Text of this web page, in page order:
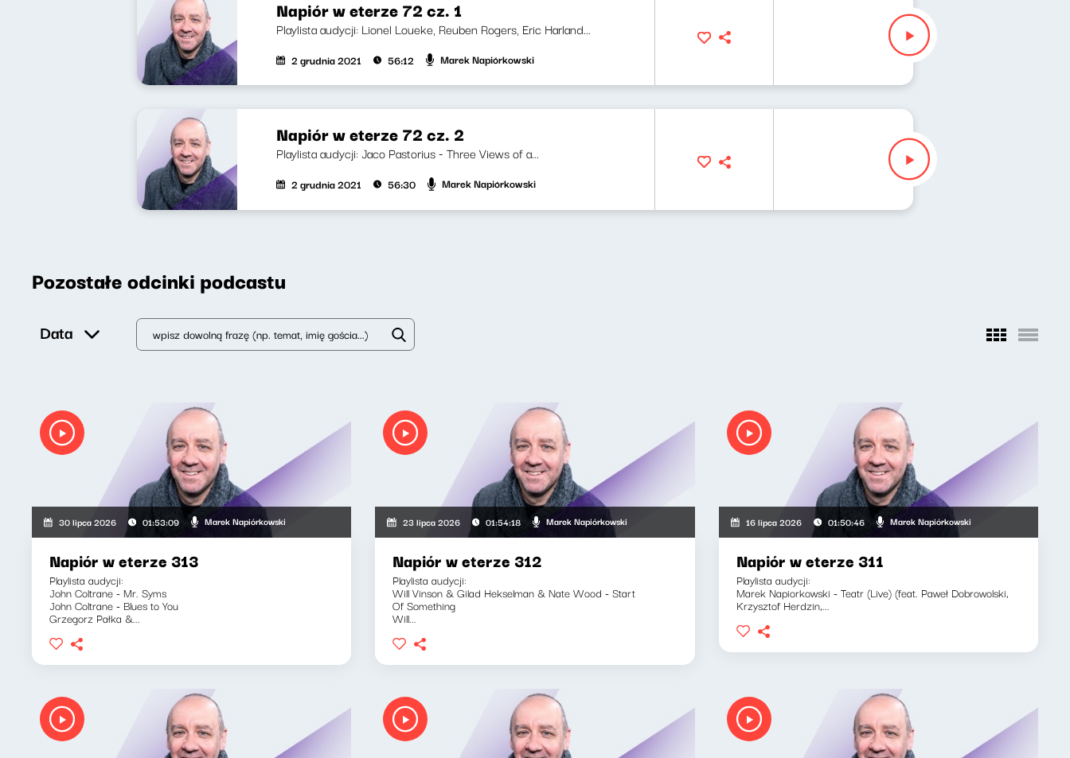
Napiór w eterze 72 cz. 1
Playlista audycji: Lionel Loueke, Reuben Rogers, Eric Harland...
2 grudnia 2021 56:12 Marek Napiórkowski
Napiór w eterze 72 cz. 2
Playlista audycji: Jaco Pastorius - Three Views of a...
2 grudnia 2021 56:30 Marek Napiórkowski
Pozostałe odcinki podcastu
Data
30 lipca 2026 01:53:09 Marek Napiórkowski
Napiór w eterze 313
Playlista audycji:
John Coltrane - Mr. Syms
John Coltrane - Blues to You
Grzegorz Pałka &...
23 lipca 2026 01:54:18 Marek Napiórkowski
Napiór w eterze 312
Playlista audycji:
Will Vinson & Gilad Hekselman & Nate Wood - Start
Of Something
Will...
16 lipca 2026 01:50:46 Marek Napiórkowski
Napiór w eterze 311
Playlista audycji:
Marek Napiorkowski - Teatr (Live) (feat. Paweł Dobrowolski,
Krzysztof Herdzin,...